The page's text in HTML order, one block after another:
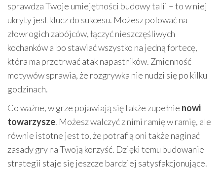
sprawdza Twoje umiejętności budowy talii – to w niej
ukryty jest klucz do sukcesu. Możesz polować na
złowrogich zabójców, łączyć nieszczęśliwych
kochanków albo stawiać wszystko na jedną fortecę,
która ma przetrwać atak napastników. Zmienność
motywów sprawia, że rozgrywka nie nudzi się po kilku
godzinach.
Co ważne, w grze pojawiają się także zupełnie nowi
towarzysze. Możesz walczyć z nimi ramię w ramię, ale
równie istotne jest to, że potrafią oni także naginać
zasady gry na Twoją korzyść. Dzięki temu budowanie
strategii staje się jeszcze bardziej satysfakcjonujące.